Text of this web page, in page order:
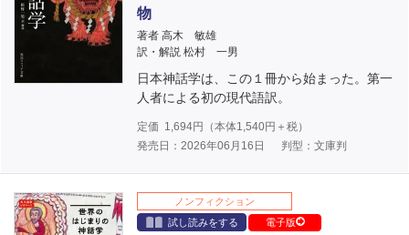
物
著者 高木 敏雄
訳・解説 松村 一男
日本神話学は、この１冊から始まった。第一
人者による初の現代語訳。
定価 1,694円（本体1,540円＋税）
発売日：2026年06月16日
判型：文庫判
ノンフィクション
試し読みをする
電子版